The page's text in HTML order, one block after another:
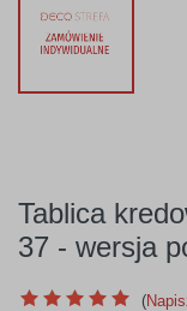
Tablica
37 - wersja
(